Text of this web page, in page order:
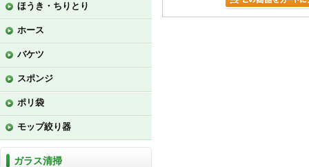
ほうき・ちりとり
ホース
バケツ
スポンジ
ポリ袋
モップ絞り器
ガラス清掃